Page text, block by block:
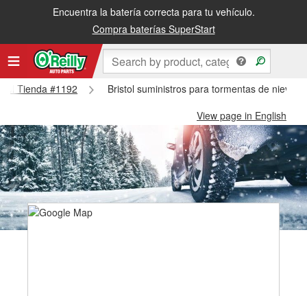
Encuentra la batería correcta para tu vehículo.
Compra baterías SuperStart
Tienda #1192
Bristol suministros para tormentas de nieve -
View page in English